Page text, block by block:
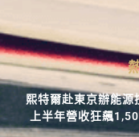
熙特爾赴東京辦能
上半年營收狂飆